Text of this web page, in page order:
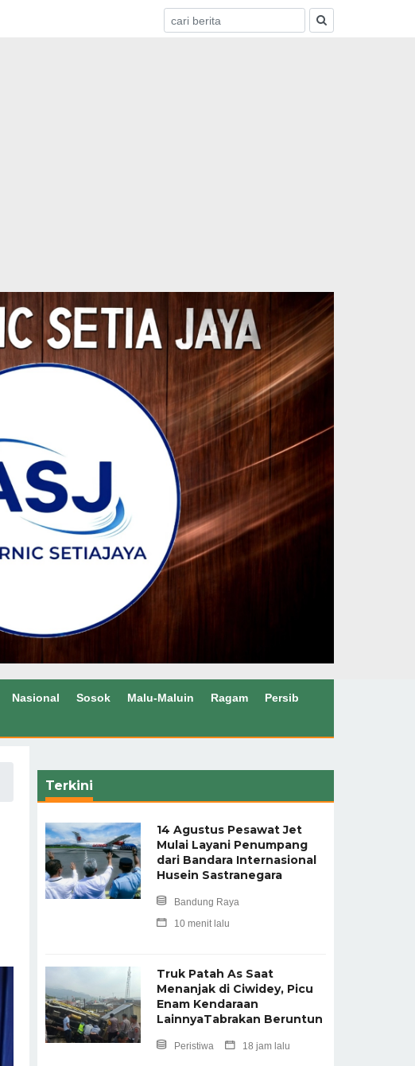
Nasional Sosok Malu-Maluin Ragam
Persib
Terkini
14 Agustus Pesawat Jet
Mulai Layani Penumpang
dari Bandara Internasional
Husein Sastranegara
Bandung Raya
10 menit lalu
Truk Patah As Saat
Menanjak di Ciwidey, Picu
Enam Kendaraan
LainnyaTabrakan Beruntun
Peristiwa 18 jam lalu